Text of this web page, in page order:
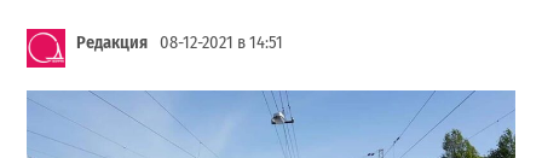
Редакция 08-12-2021 в 14:51